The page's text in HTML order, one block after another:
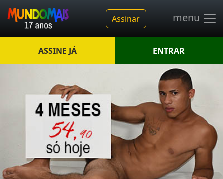
Assinar menu
ASSINE JÁ ENTRAR